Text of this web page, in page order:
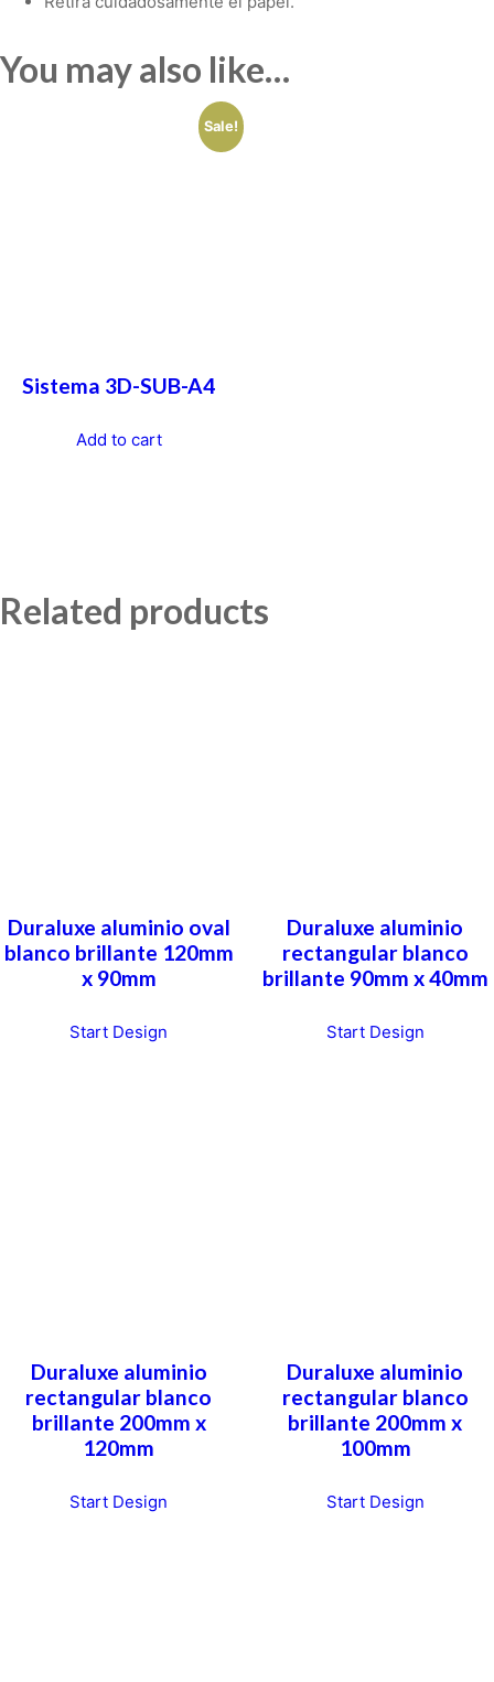
You may also like…
Sale!
Sistema 3D-SUB-A4
Add to cart
Related products
Duraluxe aluminio oval
blanco brillante 120mm
x 90mm
Start Design
Duraluxe aluminio
rectangular blanco
brillante 90mm x 40mm
Start Design
Duraluxe aluminio
rectangular blanco
brillante 200mm x
120mm
Start Design
Duraluxe aluminio
rectangular blanco
brillante 200mm x
100mm
Start Design